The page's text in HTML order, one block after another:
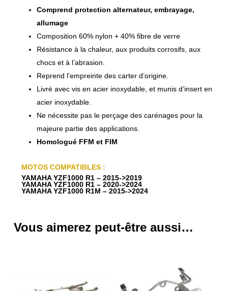
Comprend protection alternateur, embrayage,
allumage
Composition 60% nylon + 40% fibre de verre
Résistance à la chaleur, aux produits corrosifs, aux
chocs et à l’abrasion.
Reprend l’empreinte des carter d’origine.
Livré avec vis en acier inoxydable, et munis d’insert en
acier inoxydable.
Ne nécessite pas le perçage des carénages pour la
majeure partie des applications.
Homologué FFM et FIM
MOTOS COMPATIBLES :
YAMAHA YZF1000 R1 – 2015->2019
YAMAHA YZF1000 R1 – 2020->2024
YAMAHA YZF1000 R1M – 2015->2024
Vous aimerez peut-être aussi…